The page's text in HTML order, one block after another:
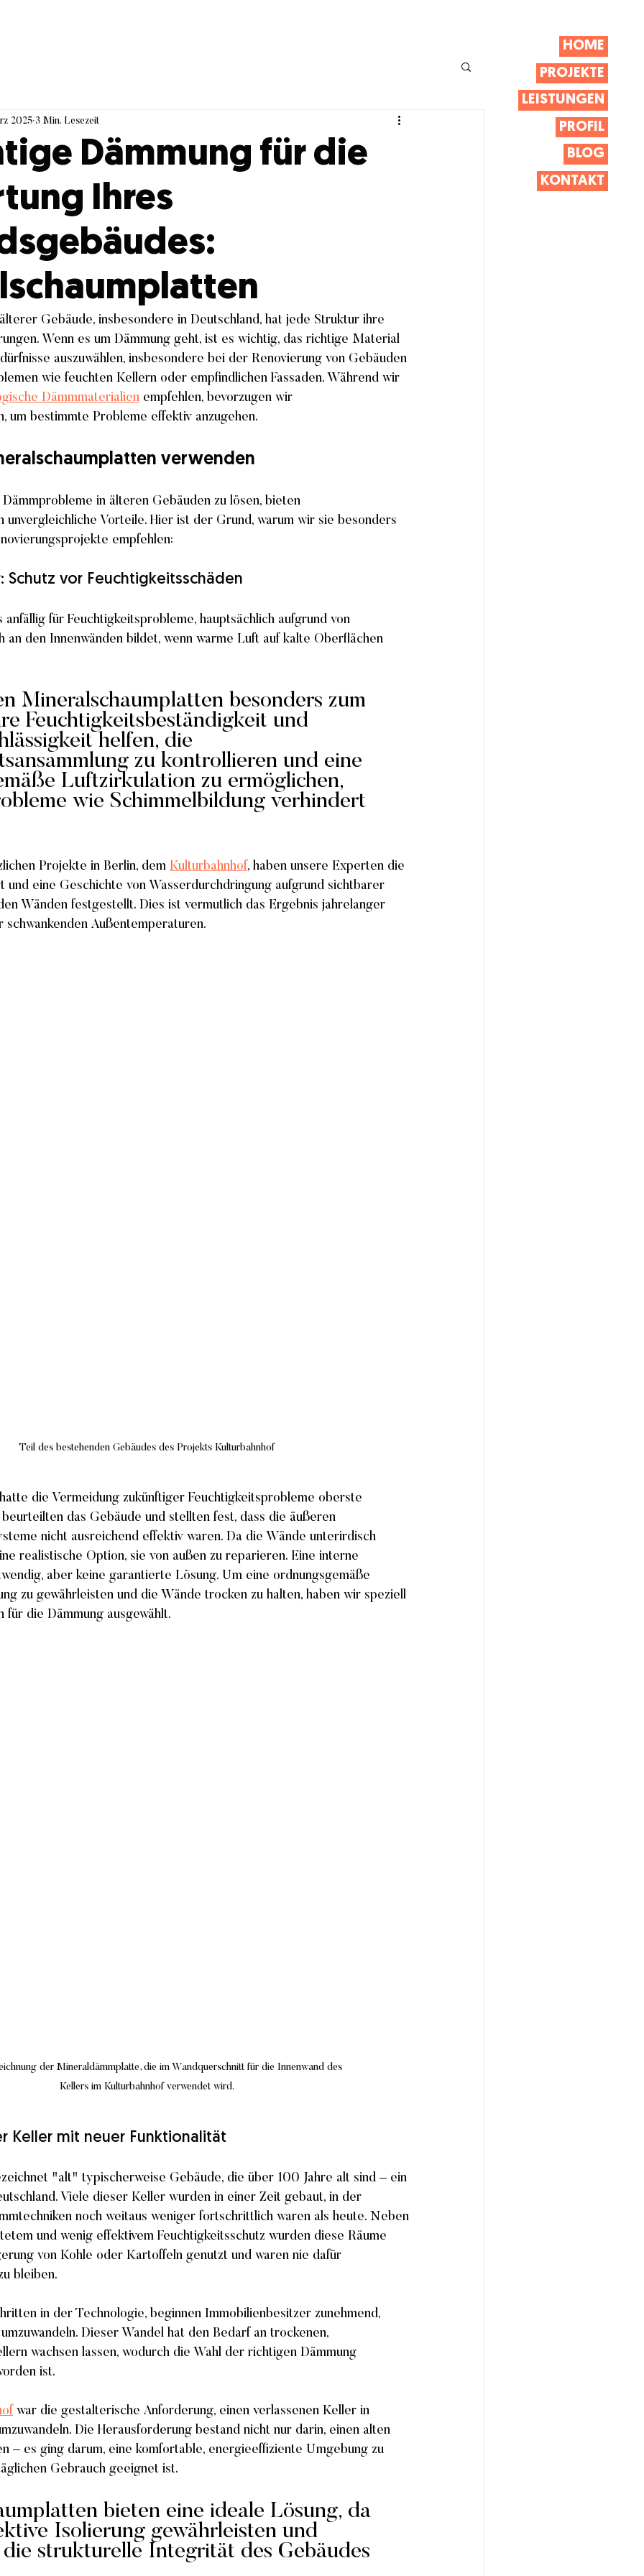
HOME
PROJEKTE
LEISTUNGEN
PROFIL
BLOG
KONTAKT
Dämmung für die
Ihres
2025 3 Min. Lesezeit
Gebäude, insbesondere in Deutschland, hat jede Struktur ihre
Wenn es um Dämmung geht, ist es wichtig, das richtige Material
auszuwählen, insbesondere bei der Renovierung von Gebäuden
wie feuchten Kellern oder empfindlichen Fassaden. Während wir
Dämmmaterialien empfehlen, bevorzugen wir
um bestimmte Probleme effektiv anzugehen.
verwenden
in älteren Gebäuden zu lösen, bieten
unvergleichliche Vorteile. Hier ist der Grund, warum wir sie besonders
empfehlen:
Schutz vor Feuchtigkeitsschäden
für Feuchtigkeitsprobleme, hauptsächlich aufgrund von
an den Innenwänden bildet, wenn warme Luft auf kalte Oberflächen
Mineralschaumplatten besonders zum
Feuchtigkeitsbeständigkeit und
helfen, die
zu kontrollieren und eine
Luftzirkulation zu ermöglichen,
wie Schimmelbildung verhindert
Projekte in Berlin, dem Kulturbahnhof, haben unsere Experten die
und eine Geschichte von Wasserdurchdringung aufgrund sichtbarer
Wänden festgestellt. Dies ist vermutlich das Ergebnis jahrelanger
schwankenden Außentemperaturen.
Teil des bestehenden Gebäudes des Projekts Kulturbahnhof
die Vermeidung zukünftiger Feuchtigkeitsprobleme oberste
das Gebäude und stellten fest, dass die äußeren
nicht ausreichend effektiv waren. Da die Wände unterirdisch
realistische Option, sie von außen zu reparieren. Eine interne
aber keine garantierte Lösung. Um eine ordnungsgemäße
zu gewährleisten und die Wände trocken zu halten, haben wir speziell
für die Dämmung ausgewählt.
der Mineraldämmplatte, die im Wandquerschnitt für die Innenwand des
Kellers im Kulturbahnhof verwendet wird.
Keller mit neuer Funktionalität
"alt" typischerweise Gebäude, die über 100 Jahre alt sind – ein
Viele dieser Keller wurden in einer Zeit gebaut, in der
noch weitaus weniger fortschrittlich waren als heute. Neben
und wenig effektivem Feuchtigkeitsschutz wurden diese Räume
von Kohle oder Kartoffeln genutzt und waren nie dafür
bleiben.
in der Technologie, beginnen Immobilienbesitzer zunehmend,
Dieser Wandel hat den Bedarf an trockenen,
wachsen lassen, wodurch die Wahl der richtigen Dämmung
ist.
war die gestalterische Anforderung, einen verlassenen Keller in
Die Herausforderung bestand nicht nur darin, einen alten
– es ging darum, eine komfortable, energieeffiziente Umgebung zu
Gebrauch geeignet ist.
bieten eine ideale Lösung, da
Isolierung gewährleisten und
strukturelle Integrität des Gebäudes